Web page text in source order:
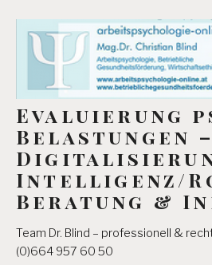
content
Evaluierung
Belastungen
Intelligenz/
Beratung &
Team Dr. Blind – professionell &
(0)664 957 60 50